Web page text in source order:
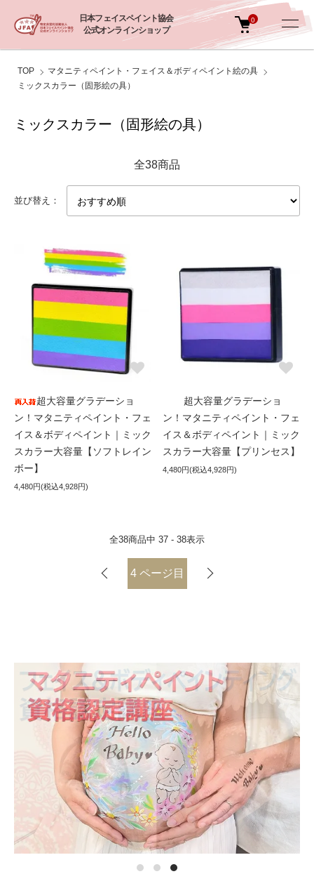
日本フェイスペイント協会
公式オンラインショップ
0
TOP
マタニティペイント・フェイス＆ボディペイント絵の具
ミックスカラー（固形絵の具）
ミックスカラー（固形絵の具）
全38商品
並び替え：
超大容量グラデーショ
ン！マタニティペイント・フェ
イス＆ボディペイント｜ミック
スカラー大容量【ソフトレイン
ボー】
4,480円(税込4,928円)
超大容量グラデーショ
ン！マタニティペイント・フェ
イス＆ボディペイント｜ミック
スカラー大容量【プリンセス】
4,480円(税込4,928円)
全38商品中 37 - 38表示
4 ページ目